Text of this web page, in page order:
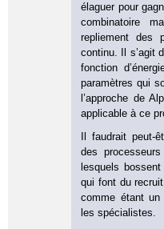
élaguer pour
combinatoire
repliement des
continu. Il s’agit
fonction
paramètres qui
l’approche de
applicable à ce
Il faudrait peut-
des
lesquels
qui font du
comme étant un
les spécialistes.